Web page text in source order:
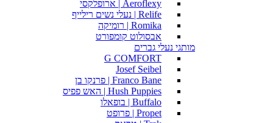
Aeroflexy | ארופלקסי
Relife | נעלי נשים רילייף
Romika | רומיקה
אבסולוט קומפורט
מותגי נעלי גברים
G COMFORT
Josef Seibel
Franco Bane | פרנקו בן
Hush Puppies | האש פפיס
Buffalo | בופאלו
Propet | פרופט